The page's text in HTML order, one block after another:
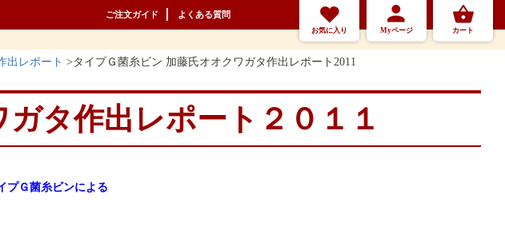
ご注文ガイド よくある質問
お気に入り Myページ カート
出レポート タイプＧ菌糸ビン 加藤氏オオクワガタ作出レポート2011
タ作出レポート２０１１
プＧ菌糸ビンによる